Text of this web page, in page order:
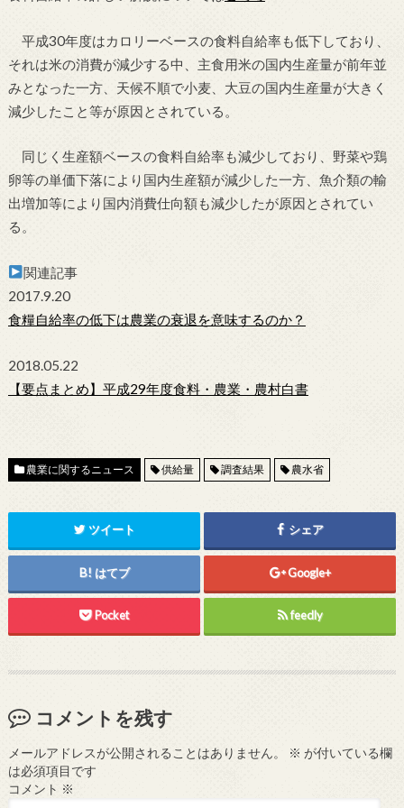
平成30年度はカロリーベースの食料自給率も低下しており、
それは米の消費が減少する中、主食用米の国内生産量が前年並
みとなった一方、天候不順で小麦、大豆の国内生産量が大きく
減少したこと等が原因とされている。
同じく生産額ベースの食料自給率も減少しており、野菜や鶏
卵等の単価下落により国内生産額が減少した一方、魚介類の輸
出増加等により国内消費仕向額も減少したが原因とされてい
る。
関連記事
2017.9.20
食糧自給率の低下は農業の衰退を意味するのか？
2018.05.22
【要点まとめ】平成29年度食料・農業・農村白書
農業に関するニュース 供給量 調査結果 農水省
ツイート シェア
はてブ Google+
Pocket feedly
コメントを残す
メールアドレスが公開されることはありません。 ※ が付いている欄
は必須項目です
コメント ※